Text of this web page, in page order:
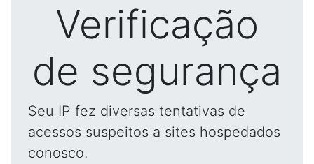
Verificação
de segurança
Seu IP fez diversas tentativas de
acessos suspeitos a sites hospedados
conosco.